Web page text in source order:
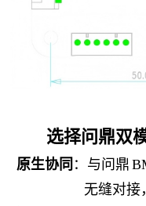
选择问鼎双
原生协同 ：与问鼎
无缝对接